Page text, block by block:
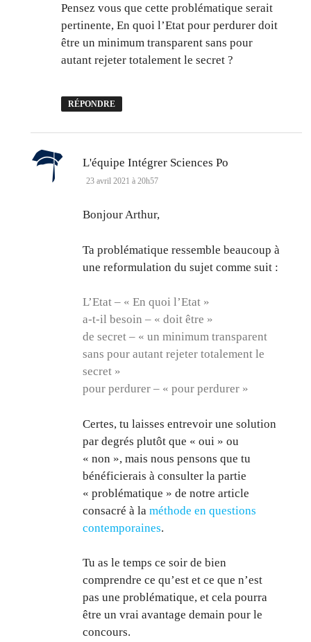
Pensez vous que cette problématique serait
pertinente, En quoi l’Etat pour perdurer doit
être un minimum transparent sans pour
autant rejeter totalement le secret ?
RÉPONDRE
L'équipe Intégrer Sciences Po
23 avril 2021 à 20h57
Bonjour Arthur,
Ta problématique ressemble beaucoup à
une reformulation du sujet comme suit :
L’Etat – « En quoi l’Etat »
a-t-il besoin – « doit être »
de secret – « un minimum transparent
sans pour autant rejeter totalement le
secret »
pour perdurer – « pour perdurer »
Certes, tu laisses entrevoir une solution
par degrés plutôt que « oui » ou
« non », mais nous pensons que tu
bénéficierais à consulter la partie
« problématique » de notre article
consacré à laméthode en questions
contemporaines.
Tu as le temps ce soir de bien
comprendre ce qu’est et ce que n’est
pas une problématique, et cela pourra
être un vrai avantage demain pour le
concours.